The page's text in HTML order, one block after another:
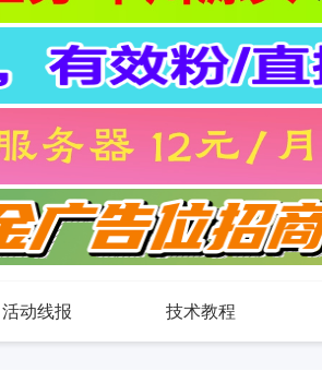
活动线报 技术教程